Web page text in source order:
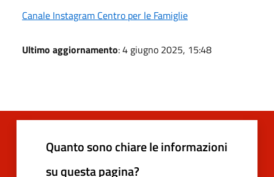
Canale Instagram Centro per le Famiglie
Ultimo aggiornamento: 4 giugno 2025, 15:48
Quanto sono chiare le informazioni
su questa pagina?